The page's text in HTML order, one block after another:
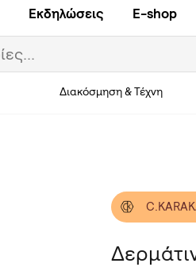
Εκδηλώσεις E-shop
Διακόσμηση & Τέχνη